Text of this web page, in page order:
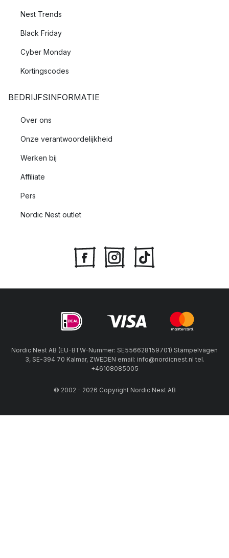
Nest Trends
Black Friday
Cyber Monday
Kortingscodes
BEDRIJFSINFORMATIE
Over ons
Onze verantwoordelijkheid
Werken bij
Affiliate
Pers
Nordic Nest outlet
Nordic Nest AB (EU-BTW-Nummer: SE556628159701) Stämpelvägen
3, SE-394 70 Kalmar, ZWEDEN email: info@nordicnest.nl tel.
+46108085005
© 2002 - 2026 Copyright Nordic Nest AB